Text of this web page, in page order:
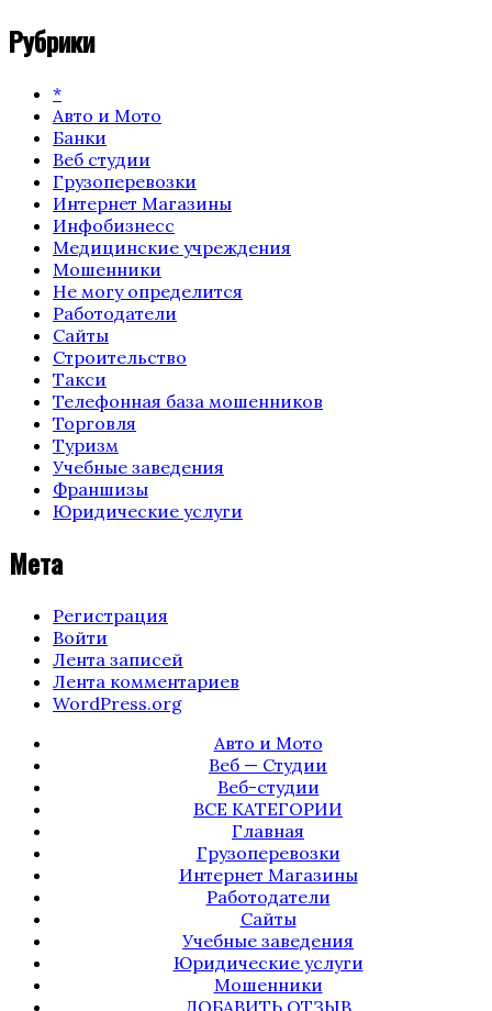
Рубрики
*
Авто и Мото
Банки
Веб студии
Грузоперевозки
Интернет Магазины
Инфобизнесс
Медицинские учреждения
Мошенники
Не могу определится
Работодатели
Сайты
Строительство
Такси
Телефонная база мошенников
Торговля
Туризм
Учебные заведения
Франшизы
Юридические услуги
Мета
Регистрация
Войти
Лента записей
Лента комментариев
WordPress.org
Авто и Мото
Веб — Студии
Веб-студии
ВСЕ КАТЕГОРИИ
Главная
Грузоперевозки
Интернет Магазины
Работодатели
Сайты
Учебные заведения
Юридические услуги
Мошенники